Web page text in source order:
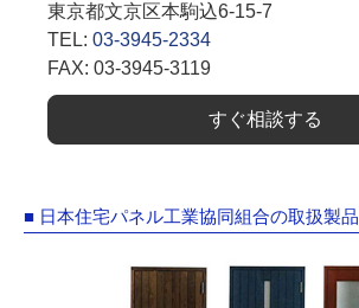
東京都文京区本駒込6-15-7
TEL: 03-3945-2334
FAX: 03-3945-3119
すぐ相談する
■ 日本住宅パネル工業協同組合の取扱製品